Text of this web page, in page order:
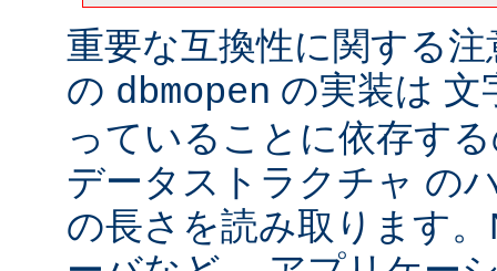
重要な互換性に関する
の dbmopen の実装は 文
っていることに依存す
データストラクチャ の
の長さを読み取ります